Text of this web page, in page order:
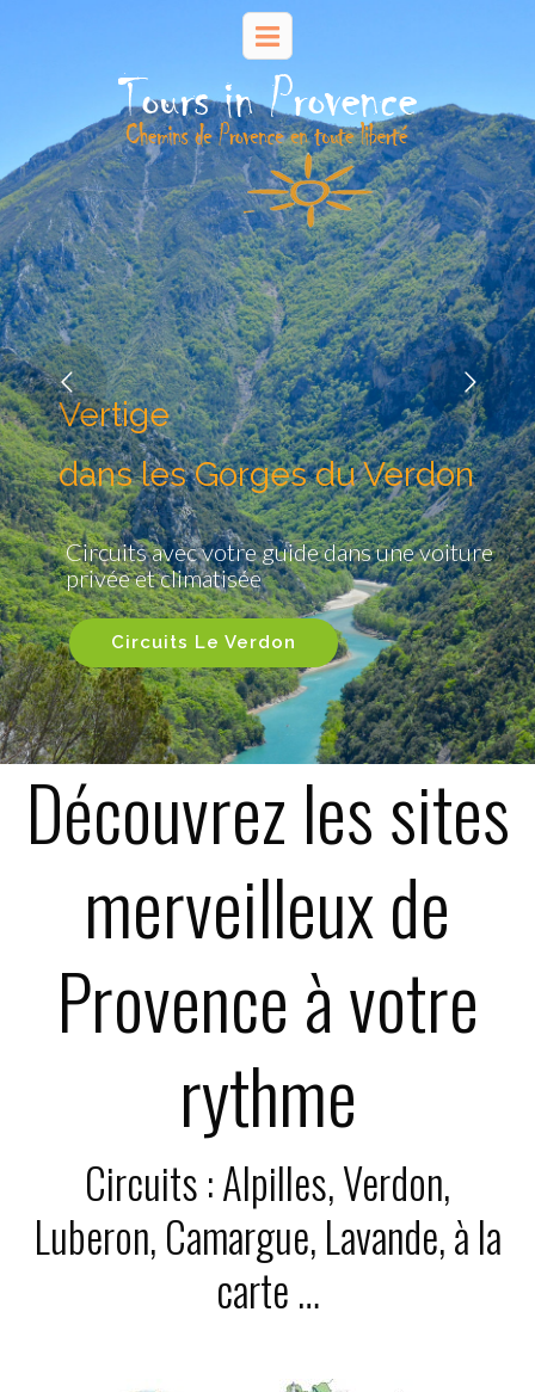
Vertige
dans les Gorges du Verdon
Circuits Le Verdon
Circuits avec votre guide dans une voiture
privée et climatisée
Découvrez les sites
merveilleux de
Provence à votre
rythme
Circuits : Alpilles,Verdon,
Luberon,Camargue,Lavande,à la
carte…